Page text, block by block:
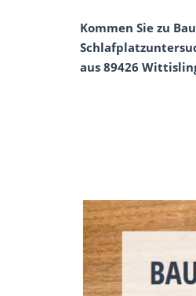
Kommen Sie zu
aus 89426